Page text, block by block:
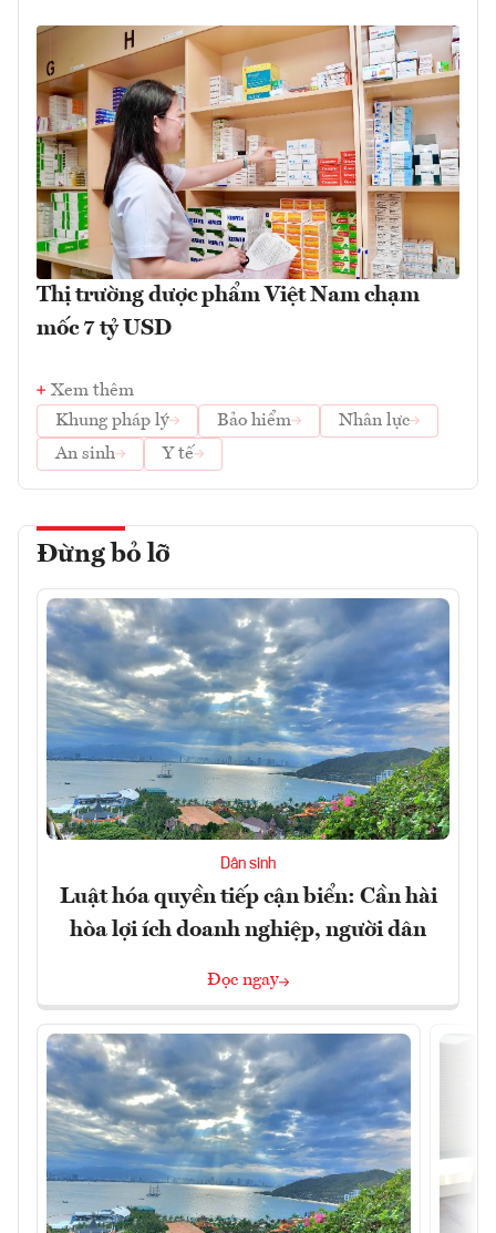
Thị trường dược phẩm Việt Nam chạm
mốc 7 tỷ USD
Xem thêm
Khung pháp lý
Bảo hiểm
Nhân lực
An sinh
Y tế
Đừng bỏ lỡ
Dân sinh
Luật hóa quyền tiếp cận biển: Cần hài
hòa lợi ích doanh nghiệp, người dân
Đọc ngay